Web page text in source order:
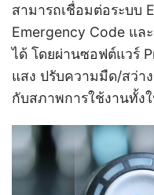
สามารถเชื่อมต่อระบบ
Emergency Code แล
ได้ โดยผ่านซอฟต์แวร์
แสง ปรับความมืด/สว่า
กับสภาพการใช้งานทั้ง